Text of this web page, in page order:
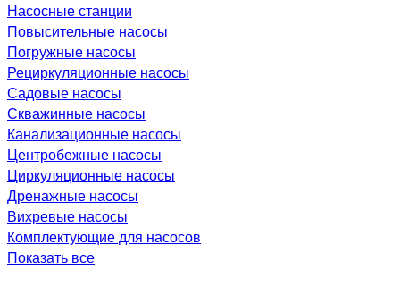
Насосные станции
Повысительные насосы
Погружные насосы
Рециркуляционные насосы
Садовые насосы
Скважинные насосы
Канализационные насосы
Центробежные насосы
Циркуляционные насосы
Дренажные насосы
Вихревые насосы
Комплектующие для насосов
Показать все